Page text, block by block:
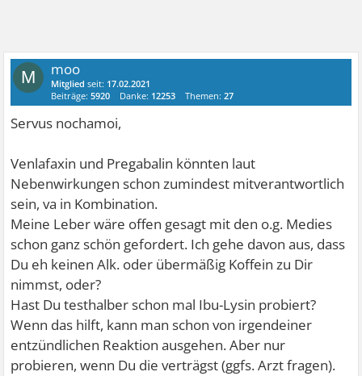
M moo
Mitglied seit: 17.02.2021
Beiträge:5920 Danke: 12253 Themen:27
Servus nochamoi,
Venlafaxin und Pregabalin könnten laut
Nebenwirkungen schon zumindest mitverantwortlich
sein, va in Kombination.
Meine Leber wäre offen gesagt mit den o.g. Medies
schon ganz schön gefordert. Ich gehe davon aus, dass
Du eh keinen Alk. oder übermäßig Koffein zu Dir
nimmst, oder?
Hast Du testhalber schon mal Ibu-Lysin probiert?
Wenn das hilft, kann man schon von irgendeiner
entzündlichen Reaktion ausgehen. Aber nur
probieren, wenn Du die verträgst (ggfs. Arzt fragen).